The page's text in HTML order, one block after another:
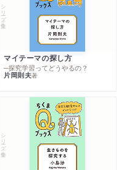
シリーズ・全集
マイテーマの探し方
─探究学習ってどうやるの？
片岡則夫著
シリーズ・全集